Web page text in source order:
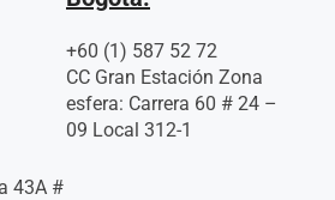
43A #
+60 (1) 587 52 72
CC Gran Estación Zona
esfera: Carrera 60 # 24 –
09 Local 312-1